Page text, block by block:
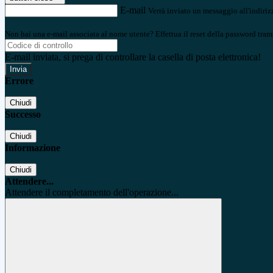
E-mail Verrà inviato un messaggio
Non hai una e-mail associata al nome utente? Effettua il reset della password
E-mail inviata, si prega di controllare la casella di posta elettronica!
Errore
Chiudi
Successo
Chiudi
Informazione
Chiudi
Attendere...
Attendere il completamento dell'operazione...